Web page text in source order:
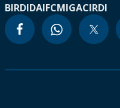
BIRDIDAIFCMIGACIRDI